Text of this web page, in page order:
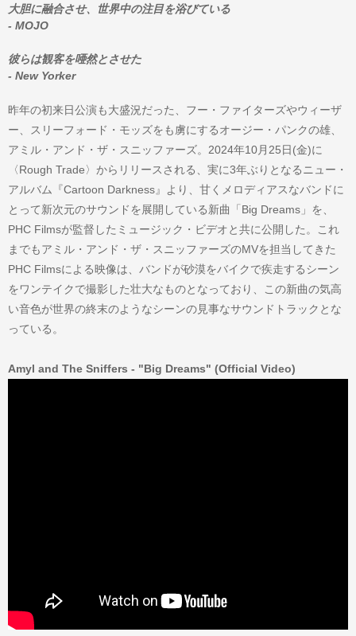
大胆に融合させ、世界中の注目を浴びている
- MOJO
彼らは観客を唖然とさせた
- New Yorker
昨年の初来日公演も大盛況だった、フー・ファイターズやウィーザ
ー、スリーフォード・モッズをも虜にするオージー・パンクの雄、
アミル・アンド・ザ・スニッファーズ。2024年10月25日(金)に
〈Rough Trade〉からリリースされる、実に3年ぶりとなるニュー・
アルバム『Cartoon Darkness』より、甘くメロディアスなバンドに
とって新次元のサウンドを展開している新曲「Big Dreams」を、
PHC Filmsが監督したミュージック・ビデオと共に公開した。これ
までもアミル・アンド・ザ・スニッファーズのMVを担当してきた
PHC Filmsによる映像は、バンドが砂漠をバイクで疾走するシーン
をワンテイクで撮影した壮大なものとなっており、この新曲の気高
い音色が世界の終末のようなシーンの見事なサウンドトラックとな
っている。
Amyl and The Sniffers - "Big Dreams" (Official Video)